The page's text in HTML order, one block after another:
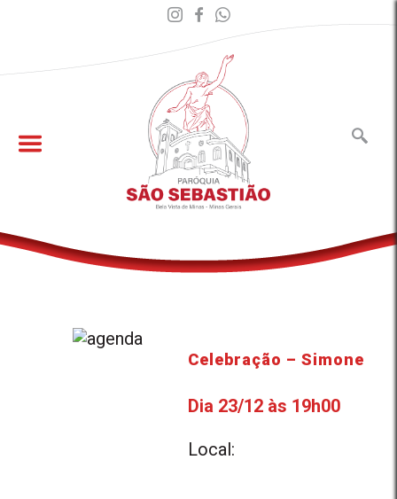
Celebração – Simone
Dia 23/12 às 19h00
Local: